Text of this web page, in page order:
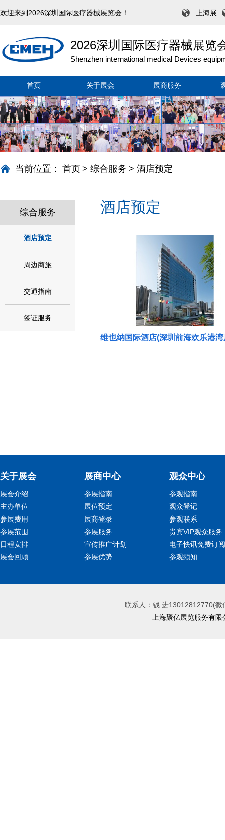
欢迎来到2026深圳国际医疗器械展览会！ 上海展
2026深圳国际医疗器械展览
Shenzhen international medical Devices
首页 关于展会 展商服务
当前位置： 首页 > 综合服务 > 酒店预定
综合服务
酒店预定
周边商旅
交通指南
签证服务
酒店预定
维也纳国际酒店(深圳前海欢乐港湾
关于展会
展会介绍
主办单位
参展费用
参展范围
日程安排
展会回顾
展商中心
参展指南
展位预定
展商登录
参展服务
宣传推广计划
参展优势
观众中心
参观指南
观众登记
参观联系
贵宾VIP观众服务
电子快讯免费订阅
参观须知
联系人：钱 进13012812770(
上海聚亿展览服务有限